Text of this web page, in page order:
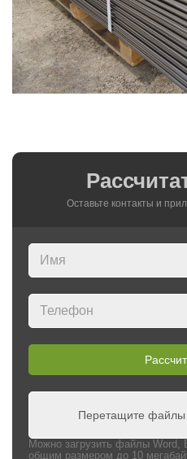
Оставьте контакты и
Перетащите
Можно загрузить файлы Word,
общим размером до 10